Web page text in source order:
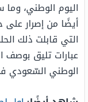
اليوم الوطني،
أيضًا من إصرار على
التي قابلت ذلك
عبارات تليق بوصف
الوطني السّعودي